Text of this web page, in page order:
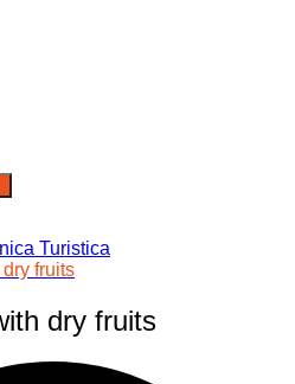
Turistica
fruits
dry fruits